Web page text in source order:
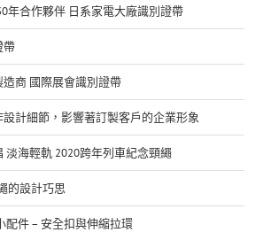
年合作夥伴 日系家電大廠識別證帶
帶
商 國際展會識別證帶
計細節，影響著訂製客戶的企業形象
淡海輕軌 2020跨年列車紀念頸繩
的設計巧思
配件 – 安全扣與伸縮拉環